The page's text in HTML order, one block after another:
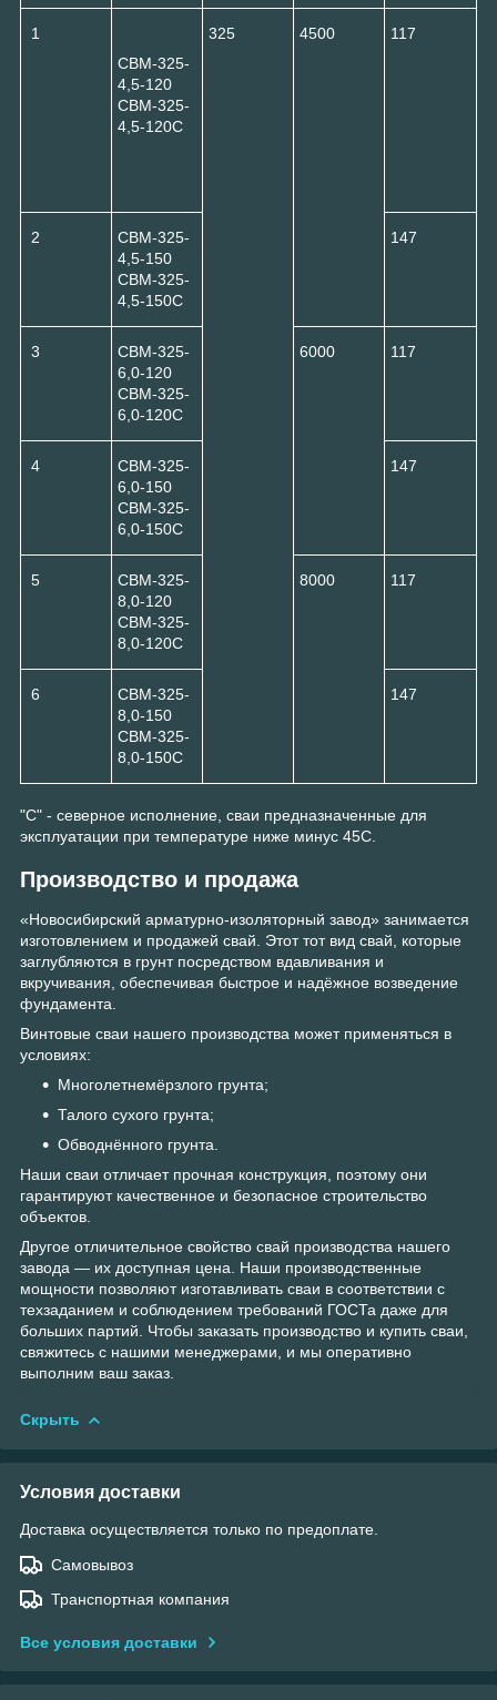
1
СВМ-325-
4,5-120
СВМ-325-
4,5-120С
325 4500 117
2
СВМ-325-
4,5-150
СВМ-325-
4,5-150С
147
3
СВМ-325-
6,0-120
СВМ-325-
6,0-120С
6000 117
4
СВМ-325-
6,0-150
СВМ-325-
6,0-150С
147
5
СВМ-325-
8,0-120
СВМ-325-
8,0-120С
8000 117
6
СВМ-325-
8,0-150
СВМ-325-
8,0-150С
147
"C" - северное исполнение, сваи предназначенные для
эксплуатации при температуре ниже минус 45С.
Производство и продажа
«Новосибирский арматурно-изоляторный завод» занимается
изготовлением и продажей свай. Этот тот вид свай, которые
заглубляются в грунт посредством вдавливания и
вкручивания, обеспечивая быстрое и надёжное возведение
фундамента.
Винтовые сваи нашего производства может применяться в
условиях:
Многолетнемёрзлого грунта;
Талого сухого грунта;
Обводнённого грунта.
Наши сваи отличает прочная конструкция, поэтому они
гарантируют качественное и безопасное строительство
объектов.
Другое отличительное свойство свай производства нашего
завода — их доступная цена. Наши производственные
мощности позволяют изготавливать сваи в соответствии с
техзаданием и соблюдением требований ГОСТа даже для
больших партий. Чтобы заказать производство и купить сваи,
свяжитесь с нашими менеджерами, и мы оперативно
выполним ваш заказ.
Скрыть
Условия доставки
Доставка осуществляется только по предоплате.
Самовывоз
Транспортная компания
Все условия доставки